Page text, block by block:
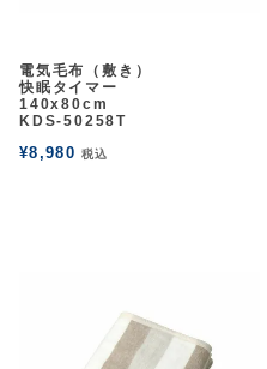
電気毛布（敷き）
快眠タイマー
140x80cm
KDS-50258T
¥8,980 税込